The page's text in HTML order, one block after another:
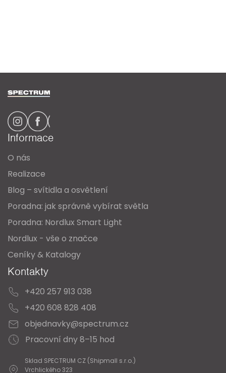
Informace
O nás
Realizace
Blog – svítidla a osvětlení
Poradna: jak správně vybírat světla
Poradna: Nordlux Smart Light
Nordlux - vše o značce
Ceníky & Katalogy
Kontakty
+420 257 913 038
+420 608 828 408
objednavky@spectrum.cz
Pracovní dny 8–15 hod
Sklad SPECTRUM CZ (Shipmall s.r.o.)
Vrchlického 323